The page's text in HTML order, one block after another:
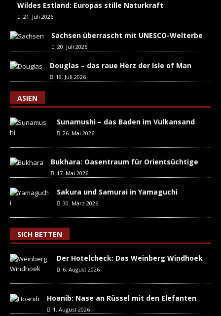
Wildes Estland: Europas stille Naturkraft
21. Juli 2026
Sachsen überrascht mit UNESCO-Welterbe
20. Juli 2026
Douglas – das raue Herz der Isle of Man
19. Juli 2026
ASIEN
Sunamushi – das Baden im Vulkansand
26. Mai 2026
Bukhara: Oasentraum für Orientsüchtige
17. Mai 2026
Sakura und Samurai in Yamaguchi
30. März 2026
SICH BETTEN
Der Hotelcheck: Das Weinberg Windhoek
6. August 2026
Hoanib: Nase an Rüssel mit den Elefanten
1. August 2026